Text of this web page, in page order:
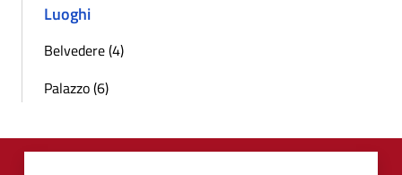
Luoghi
Belvedere (4)
Palazzo (6)